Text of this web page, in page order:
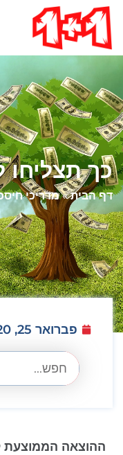
כך תצליחו
דף הבית»מדריכי חיסכון
פברואר 25, 2020
ההוצאה הממוצעת